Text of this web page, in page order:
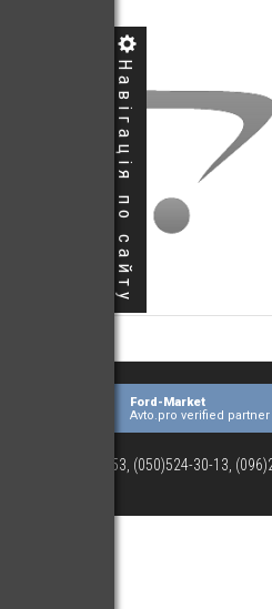
Навігація по сайту
Ford-Market
Avto.pro verified partner
(073)063-03-53, (050)524-30-13,